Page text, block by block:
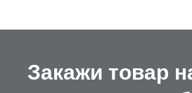
Закажи товар